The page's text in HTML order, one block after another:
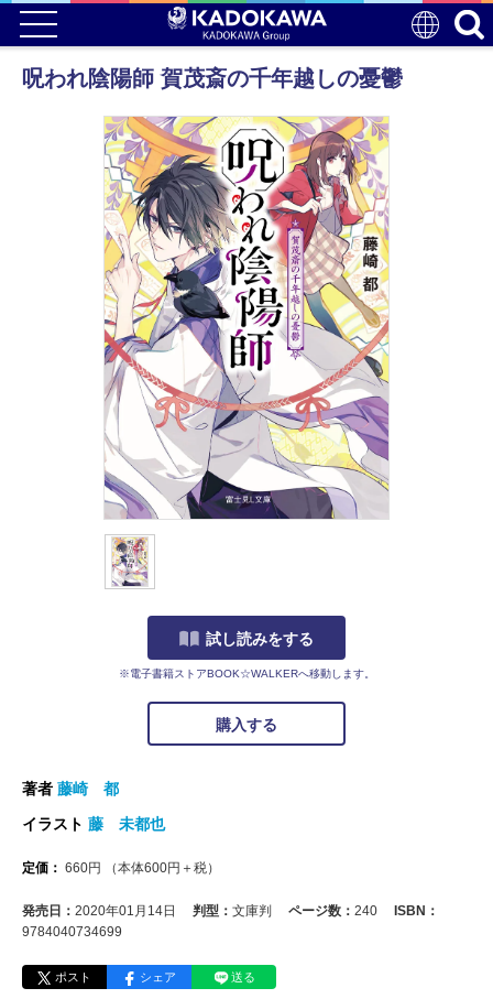
呪われ陰陽師 賀茂斎の千年越しの憂鬱
試し読みをする
※電子書籍ストアBOOK☆WALKERへ移動します。
購入する
著者 藤崎 都
イラスト 藤 未都也
定価： 660円 （本体600円＋税）
発売日： 2020年01月14日 判型： 文庫判 ページ数： 240
ISBN：
9784040734699
ポスト シェア 送る